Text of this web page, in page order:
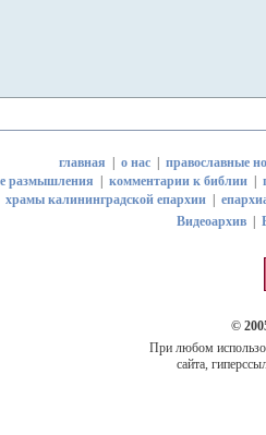
главная о нас| православные
размышления
комментарии к библии
храмы калининградской епархии|
Видеоархив
©
При любом
сайта,